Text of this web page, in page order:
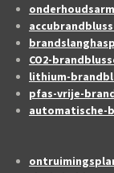
onderhoudsarm
CO2-
lithium-
pfas-vrije-
automatische-